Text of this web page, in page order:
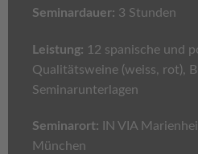
Seminardauer: 3 Stunden
Leistung: 12 spanische und
Qualitätsweine (weiss, rot),
Seminarunterlagen
Seminarort: IN VIA
München